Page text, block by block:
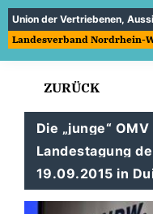
Union der Vertriebenen,
Landesverband Nordrhein-
ZURÜCK
Die „junge“
Landestagung
19.09.2015 in